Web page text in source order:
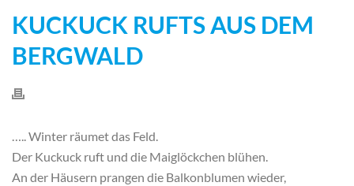
KUCKUCK RUFTS AUS DEM
BERGWALD
….. Winter räumet das Feld.
Der Kuckuck ruft und die Maiglöckchen blühen.
An der Häusern prangen die Balkonblumen wieder,